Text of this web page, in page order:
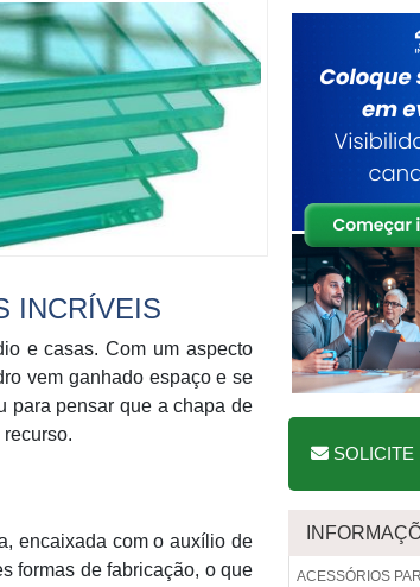
INCRÍVEIS
e casas. Com um aspecto
vem ganhado espaço e se
para pensar que a chapa de
encaixada com o auxílio de
formas de fabricação, o que
ACESSÓRIOS